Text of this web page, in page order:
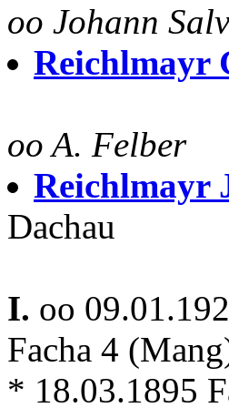
oo Johann
Reichlmayr
oo A. Felber
Reichlmayr
Dachau
I. oo
Facha 4
* 18.03.1895